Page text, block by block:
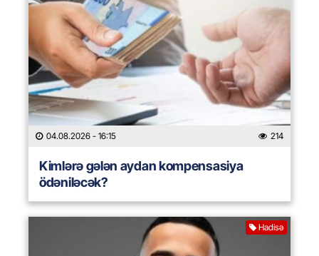
04.08.2026 - 16:15 214
Kimlərə gələn aydan kompensasiya
ödəniləcək?
Hadisə